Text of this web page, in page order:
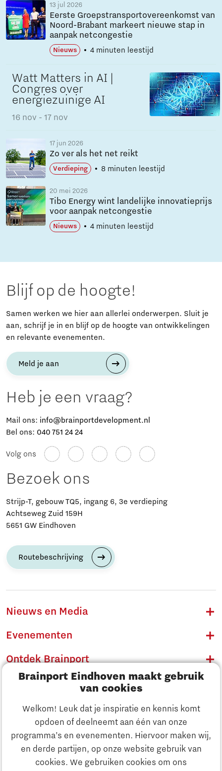
Brainport Eindhoven maakt gebruik
van cookies
Welkom! Leuk dat je inspiratie en kennis komt
opdoen of deelneemt aan één van onze
programma’s en evenementen. Hiervoor maken wij,
en derde partijen, op onze website gebruik van
cookies. We gebruiken cookies om ons
Ontdek Brainport
13 jul 2026
Eerste Groepstransportovereenkomst van
Noord-Brabant markeert nieuwe stap in
aanpak netcongestie
Nieuws 4 minuten leestijd
Watt Matters in AI |
Congres over
energiezuinige AI
16 nov - 17 nov
17 jun 2026
Zo ver als het net reikt
Verdieping 8 minuten leestijd
20 mei 2026
Tibo Energy wint landelijke innovatieprijs
voor aanpak netcongestie
Nieuws 4 minuten leestijd
Blijf op de hoogte!
Samen werken we hier aan allerlei onderwerpen. Sluit je
aan, schrijf je in en blijf op de hoogte van ontwikkelingen
en relevante evenementen.
Meld je aan
Heb je een vraag?
Mail ons: info@brainportdevelopment.nl
Bel ons: 040 751 24 24
Volg ons
Bezoek ons
Strijp-T, gebouw TQ5, ingang 6, 3e verdieping
Achtseweg Zuid 159H
5651 GW Eindhoven
Routebeschrijving
Nieuws en Media
Evenementen
Ontdek Brainport
Innovatie
Ondernemen
Onderwijs
Maatschappelijk